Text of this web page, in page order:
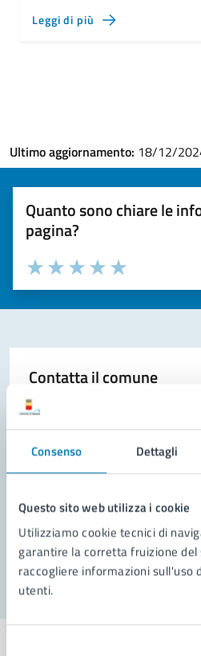
Consenso Dettagli
Questo sito web utilizza i cookie
Utilizziamo cookie tecnici di
garantire la corretta fruizione
raccogliere informazioni sull'uso
utenti.
Leggi di più
Ultimo aggiornamento: 18/12/
Quanto sono chiare le
pagina?
Valuta la chiarezza delle informazioni
Seleziona il numero di stelle
Valuta 5 stelle
Valuta 4 stelle su 5
Valuta 3 stelle su 5
Valuta 2 stelle su 5
Valuta 1 stelle su 5
Contatta il comune
Richiedi assistenza
Prenota appuntamento
Problemi in città
Segnala disservizio